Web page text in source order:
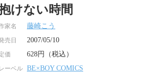
けない時間
家名 藤崎こう
売日 2007/05/10
価 628円（税込）
レーベル BE×BOY COMICS